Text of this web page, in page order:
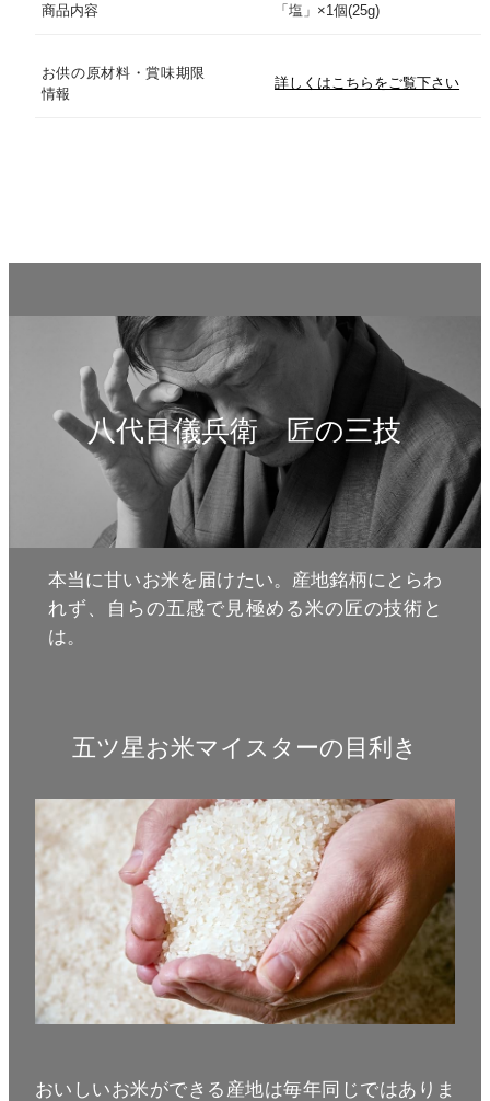
お米の炊き方
米料亭（祇園・銀座） 企業情報
商品内容 「塩」×1個(25g)
お供の原材料・賞味期限
情報
詳しくはこちらをご覧下さい
八代目儀兵衛 匠の三技
本当に甘いお米を届けたい。産地銘柄にとらわ
れず、自らの五感で見極める米の匠の技術と
は。
五ツ星お米マイスターの目利き
おいしいお米ができる産地は毎年同じではありま